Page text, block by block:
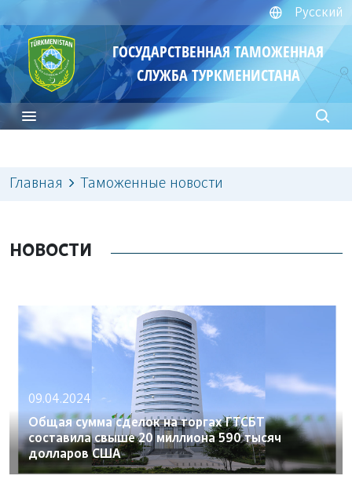
Русский
ГОСУДАРСТВЕННАЯ ТАМОЖЕННАЯ
СЛУЖБА ТУРКМЕНИСТАНА
Главная Таможенные новости
НОВОСТИ
09.04.2024
Общая сумма сделок на торгах ГТСБТ
составила свыше 20 миллиона 590 тысяч
долларов США